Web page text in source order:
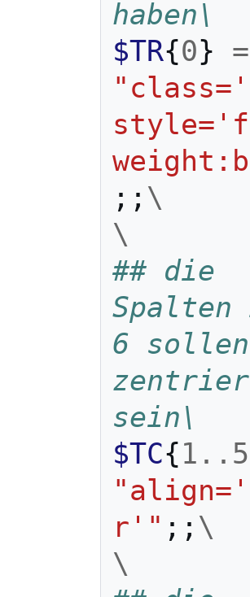
haben\
$TR{0}
=
;; \
\
## die
6 sollen
sein\
$TC{1 .. 5
r'" ;; \
\